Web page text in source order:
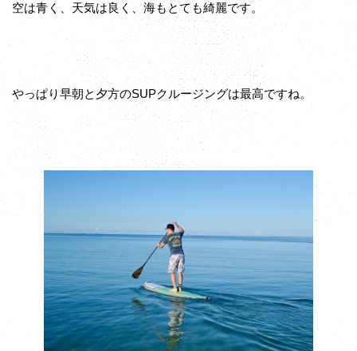
空は青く、天気は良く、海もとても綺麗です。
やっぱり早朝と夕方のSUPクルージングは最高ですね。